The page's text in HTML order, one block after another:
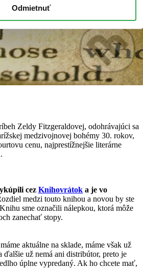
Odmietnuť
Zeldy Fitzgeraldovej, odohrávajúci sa
medzivojnovej bohémy 30. rokov,
cenu, najprestížnejšie literárne
cez Knihovrátok a je vo
medzi touto knihou a novou by ste
sme označili nálepkou, ktorá môže
zanechať stopy.
aktuálne na sklade, máme však už
ďalšie už nemá ani distribútor, preto je
úplne vypredaný. Ak ho chcete mať,